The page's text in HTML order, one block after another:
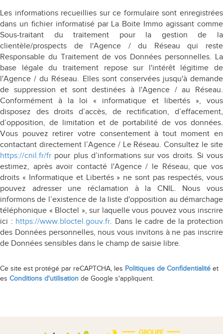
Les informations recueillies sur ce formulaire sont enregistrées
dans un fichier informatisé par La Boite Immo agissant comme
Sous-traitant du traitement pour la gestion de la
clientèle/prospects de l'Agence / du Réseau qui reste
Responsable du Traitement de vos Données personnelles. La
base légale du traitement repose sur l'intérêt légitime de
l'Agence / du Réseau. Elles sont conservées jusqu'à demande
de suppression et sont destinées à l'Agence / au Réseau.
Conformément à la loi « informatique et libertés », vous
disposez des droits d’accès, de rectification, d’effacement,
d’opposition, de limitation et de portabilité de vos données.
Vous pouvez retirer votre consentement à tout moment en
contactant directement l’Agence / Le Réseau. Consultez le site
https://cnil.fr/fr pour plus d’informations sur vos droits. Si vous
estimez, après avoir contacté l'Agence / le Réseau, que vos
droits « Informatique et Libertés » ne sont pas respectés, vous
pouvez adresser une réclamation à la CNIL. Nous vous
informons de l’existence de la liste d'opposition au démarchage
téléphonique « Bloctel », sur laquelle vous pouvez vous inscrire
ici : https://www.bloctel.gouv.fr. Dans le cadre de la protection
des Données personnelles, nous vous invitons à ne pas inscrire
de Données sensibles dans le champ de saisie libre.
Ce site est protégé par reCAPTCHA, les Politiques de Confidentialité et
es Conditions d'utilisation de Google s'appliquent.